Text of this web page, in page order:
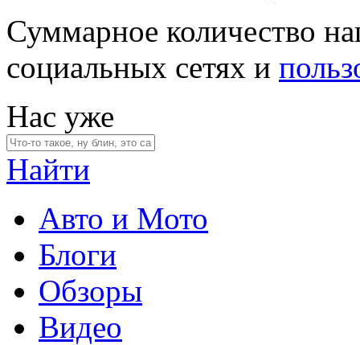
Суммарное количество
социальных сетях и
Нас уже
Найти
Авто и Мото
Блоги
Обзоры
Видео